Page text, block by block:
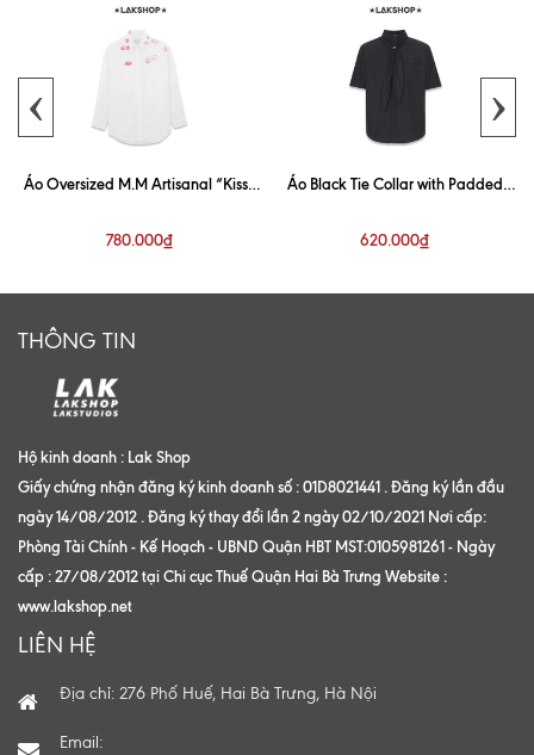
Áo Oversized M.M Artisanal “Kiss”
780.000₫
Áo Black Tie Collar with Padded
620.000₫
‹ ›
THÔNG TIN
Hộ kinh doanh : Lak Shop
Giấy chứng nhận đăng ký kinh doanh số : 01D8021441 . Đăng ký lần đầu
ngày 14/08/2012 . Đăng ký thay đổi lần 2 ngày 02/10/2021 Nơi cấp:
Phòng Tài Chính - Kế Hoạch - UBND Quận HBT MST:0105981261 - Ngày
cấp : 27/08/2012 tại Chi cục Thuế Quận Hai Bà Trưng Website :
www.lakshop.net
LIÊN HỆ
Địa chỉ: 276 Phố Huế, Hai Bà Trưng, Hà Nội
Email: